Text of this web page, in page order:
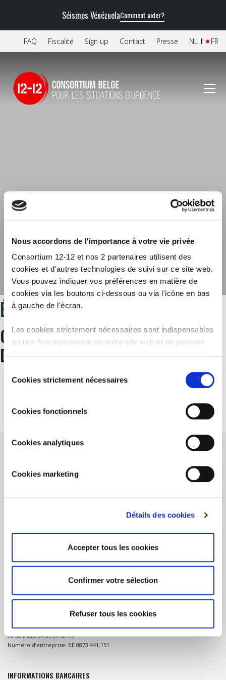
Nous accordons de l'importance à votre vie privée
Consortium 12-12 et nos 2 partenaires utilisent des
cookies et d'autres technologies de suivi sur ce site web.
Vous pouvez indiquer vos préférences en matière de
cookies via les boutons ci-dessous ou via l'icône en bas
à gauche de l'écran.
Les cookies strictement nécessaires sont indispensables
au bon fonctionnement de notre site web et ne peuvent
services. Les cookies fonctionnels permettent de
autorisent à activer le filtre anti-spam Recaptcha. Nos
partenaires utilisent des cookies marketing pour vous
consulter tous les détails dans notre
Politique Cookies
duCookies strictement nécessaires
Cookies fonctionnels
Cookies analytiques
Cookies marketing
Détails des cookies
Accepter tous les cookies
Confirmer votre sélection
Refuser tous les cookies
Séismes VénézuelaComment aider?
FAQ Fiscalité Sign up Contact Presse FR
NL
ÉTIQUETTE :
CAMPAGNE HAÏTI LAVI, 10 ANS
DÉJÀ
Le Consortium 12-12 unit 5 organisations humanitaires qui se coordonnent
CONTACT
Rue de la Charité 43/B, 1210 Bruxelles
consortium@1212.be
00 32 2 223 34 39 (9-12 h.)
Numéro d’entreprise: BE 0873.441.151
INFORMATIONS BANCAIRES